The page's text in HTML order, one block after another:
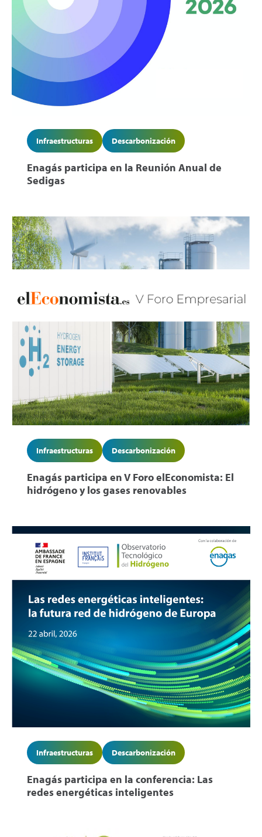
Infraestructuras Descarbonización
Enagás participa en la Reunión Anual de
Sedigas
Infraestructuras Descarbonización
Enagás participa en V Foro elEconomista: El
hidrógeno y los gases renovables
Infraestructuras Descarbonización
Enagás participa en la conferencia: Las
redes energéticas inteligentes